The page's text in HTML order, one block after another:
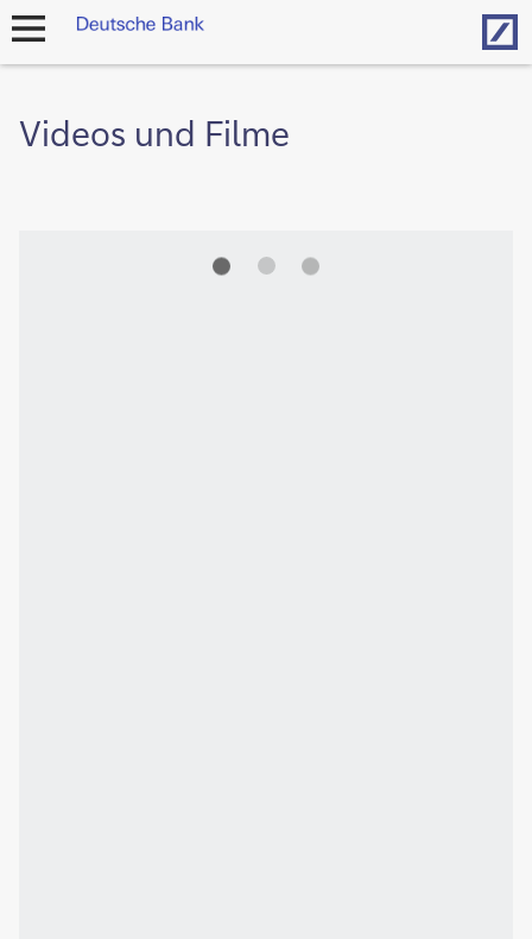
Navigation
Videos und Filme